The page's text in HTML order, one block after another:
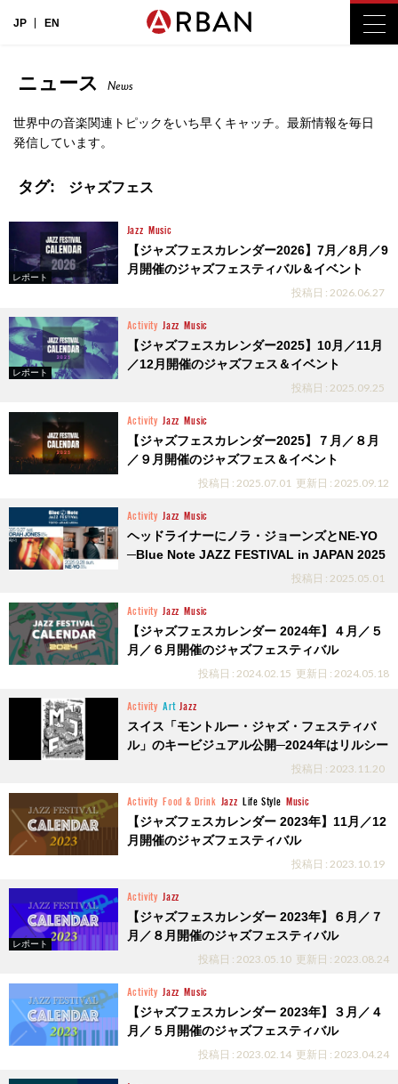
JP EN
ニュース News
世界中の音楽関連トピックをいち早くキャッチ。最新情報を毎日
発信しています。
タグ: ジャズフェス
レポート
Jazz Music
【ジャズフェスカレンダー2026】7月／8月／9
月開催のジャズフェスティバル＆イベント
投稿日 : 2026.06.27
レポート
Activity Jazz Music
【ジャズフェスカレンダー2025】10月／11月
／12月開催のジャズフェス＆イベント
投稿日 : 2025.09.25
Activity Jazz Music
【ジャズフェスカレンダー2025】７月／８月
／９月開催のジャズフェス＆イベント
投稿日 : 2025.07.01 更新日 : 2025.09.12
Activity Jazz Music
ヘッドライナーにノラ・ジョーンズとNE-YO
─Blue Note JAZZ FESTIVAL in JAPAN 2025
投稿日 : 2025.05.01
Activity Jazz Music
【ジャズフェスカレンダー 2024年】４月／５
月／６月開催のジャズフェスティバル
投稿日 : 2024.02.15 更新日 : 2024.05.18
Activity Art Jazz
スイス「モントルー・ジャズ・フェスティバ
ル」のキービジュアル公開─2024年はリルシー
投稿日 : 2023.11.20
Activity Food & Drink Jazz Life Style Music
【ジャズフェスカレンダー 2023年】11月／12
月開催のジャズフェスティバル
投稿日 : 2023.10.19
レポート
Activity Jazz
【ジャズフェスカレンダー 2023年】６月／７
月／８月開催のジャズフェスティバル
投稿日 : 2023.05.10 更新日 : 2023.08.24
Activity Jazz Music
【ジャズフェスカレンダー 2023年】３月／４
月／５月開催のジャズフェスティバル
投稿日 : 2023.02.14 更新日 : 2023.04.24